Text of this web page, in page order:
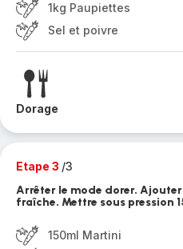
1kg Paupiettes
Sel et poivre
Dorage
Etape 3 /3
Arrêter le mode dorer.
fraîche. Mettre sous pression
150ml Martini